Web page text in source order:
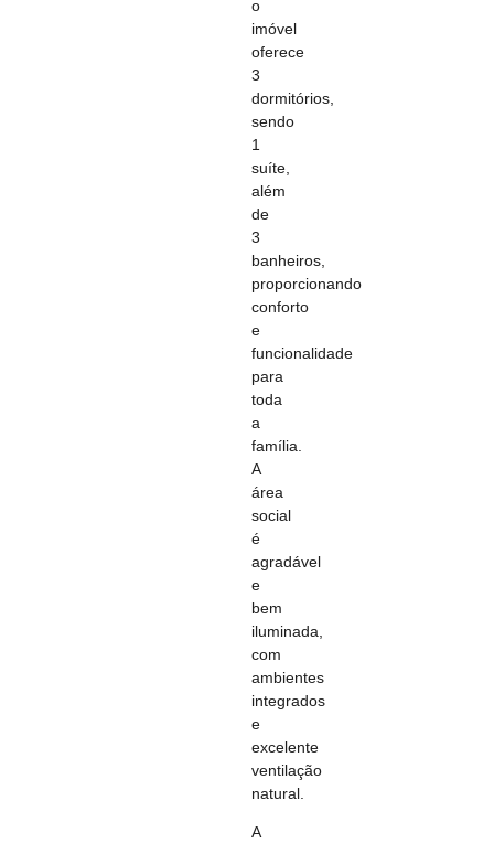
o
imóvel
oferece
3
dormitórios,
sendo
1
suíte,
além
de
3
banheiros,
proporcionando
conforto
e
funcionalidade
para
toda
a
família.
A
área
social
é
agradável
e
bem
iluminada,
com
ambientes
integrados
e
excelente
ventilação
natural.
A